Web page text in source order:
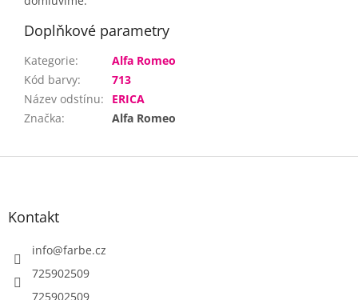
Doplňkové parametry
Kategorie:
Alfa Romeo
Kód barvy:
713
Název odstínu:
ERICA
Značka: Alfa Romeo
Z
Kontakt
info@farbe.cz
725902509
725902509